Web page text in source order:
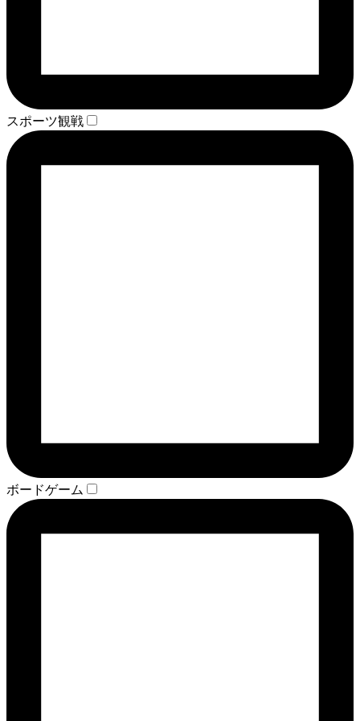
スポーツ観戦
ボードゲーム